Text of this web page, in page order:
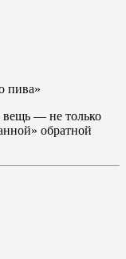
пива»
вещь — не только
обратной